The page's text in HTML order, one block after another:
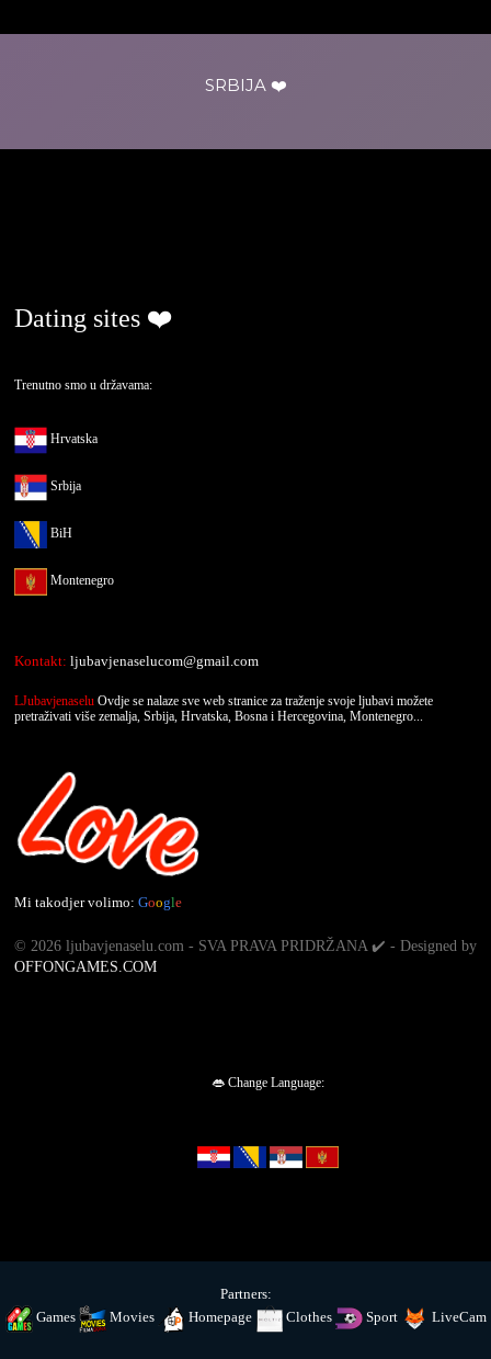
SRBIJA ❤️
Dating sites ❤️
Trenutno smo u državama:
Hrvatska
Srbija
BiH
Montenegro
Kontakt: ljubavjenaselucom@gmail.com
LJubavjenaselu Ovdje se nalaze sve web stranice za traženje svoje ljubavi možete
pretraživati više zemalja, Srbija, Hrvatska, Bosna i Hercegovina, Montenegro...
Mi takodjer volimo: Google
© 2026 ljubavjenaselu.com - SVA PRAVA PRIDRŽANA ✔️ - Designed by
OFFONGAMES.COM
👄 Change Language:
Partners:
Games
Movies Homepage Clothes Sport LiveCam